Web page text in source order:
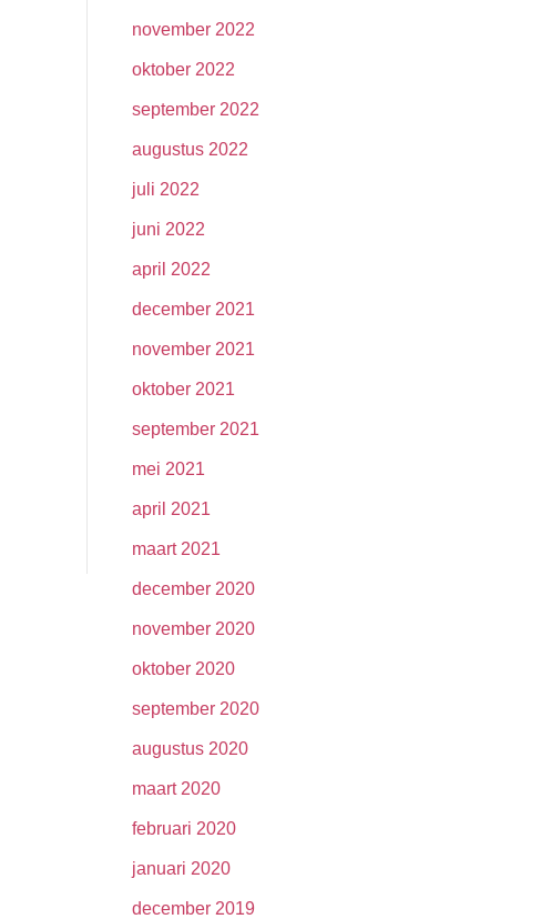
november 2022
oktober 2022
september 2022
augustus 2022
juli 2022
juni 2022
april 2022
december 2021
november 2021
oktober 2021
september 2021
mei 2021
april 2021
maart 2021
december 2020
november 2020
oktober 2020
september 2020
augustus 2020
maart 2020
februari 2020
januari 2020
december 2019